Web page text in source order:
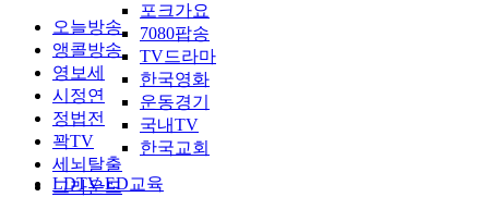
포크가요
7080팝송
TV드라마
한국영화
운동경기
국내TV
한국교회
LDTV-ED교육
오늘방송
앵콜방송
영보세
시정연
정법전
꽉TV
세뇌탈출
그라운드